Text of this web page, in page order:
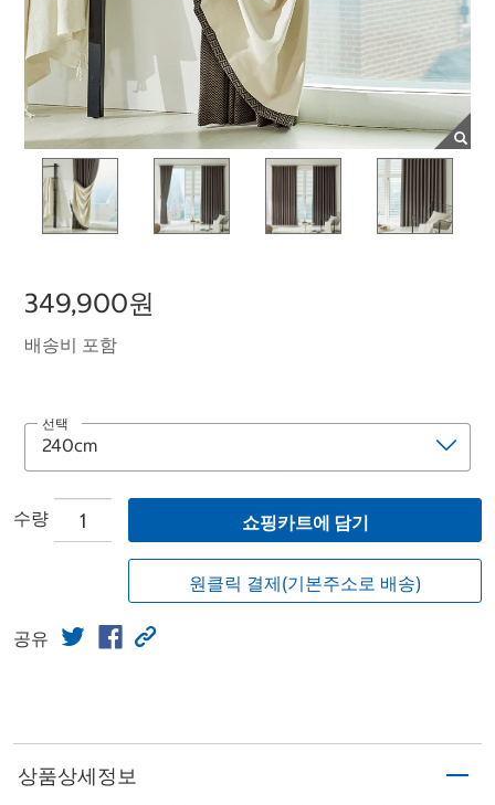
349,900원
배송비 포함
선택
수량 쇼핑카트에 담기
원클릭 결제(기본주소로 배송)
공유
상품상세정보